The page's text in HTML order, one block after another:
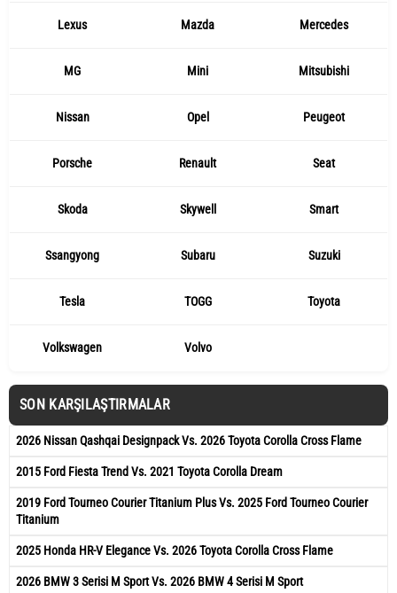
Lexus Mazda Mercedes
MG Mini Mitsubishi
Nissan Opel Peugeot
Porsche Renault Seat
Skoda Skywell Smart
Ssangyong Subaru Suzuki
Tesla TOGG Toyota
Volkswagen Volvo
SON KARŞILAŞTIRMALAR
2026 Nissan Qashqai Designpack Vs. 2026 Toyota Corolla Cross Flame
2015 Ford Fiesta Trend Vs. 2021 Toyota Corolla Dream
2019 Ford Tourneo Courier Titanium Plus Vs. 2025 Ford Tourneo Courier
Titanium
2025 Honda HR-V Elegance Vs. 2026 Toyota Corolla Cross Flame
2026 BMW 3 Serisi M Sport Vs. 2026 BMW 4 Serisi M Sport